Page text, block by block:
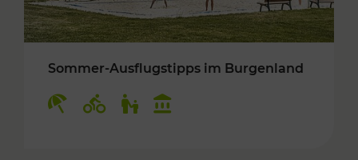
Sommer-Ausflugstipps im Burgenland